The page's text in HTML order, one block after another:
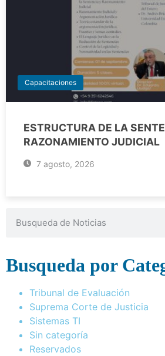
Capacitaciones
ESTRUCTURA DE LA
RAZONAMIENTO JUDICIAL
7 agosto, 2026
Busqueda por
Tribunal de Evaluación
Suprema Corte de Justicia
Sistemas TI
Sin categoría
Reservados